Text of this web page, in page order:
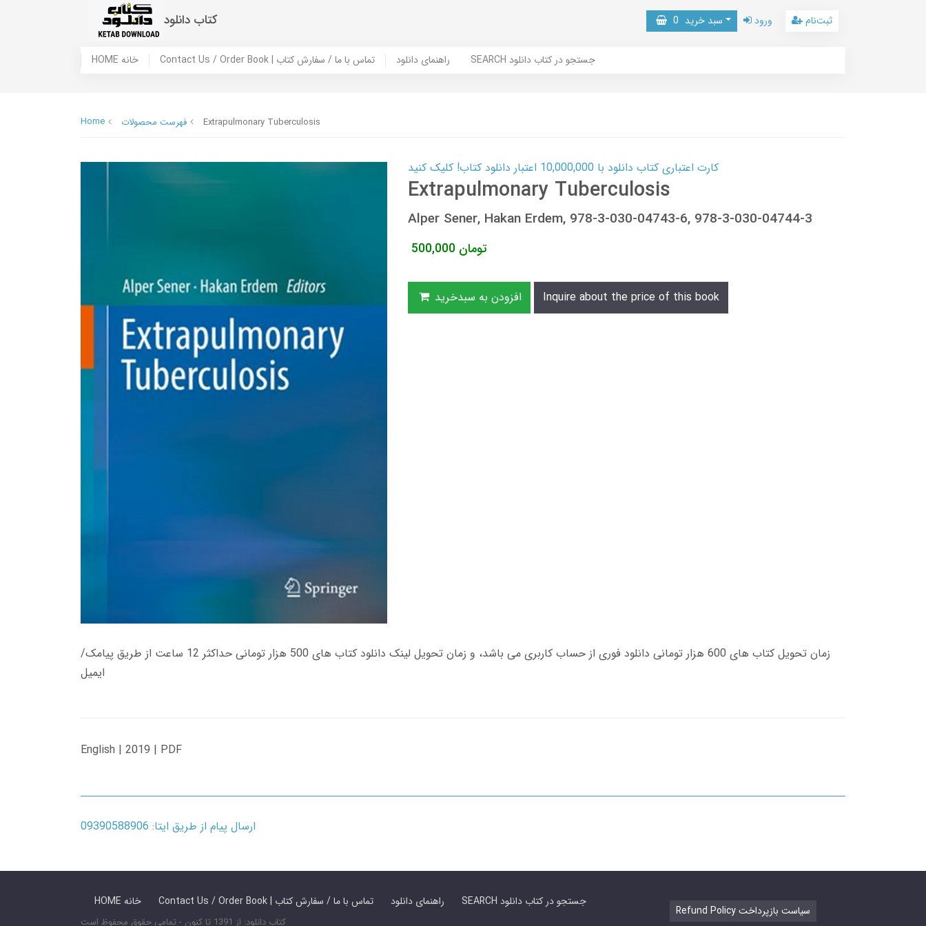
کتاب دانلود سبد خرید 0 ورود ثبت‌نام
HOME خانه Contact Us / Order Book | تماس با ما / سفارش کتاب راهنمای دانلود SEARCH جستجو در کتاب دانلود
Home فهرست محصولات Extrapulmonary Tuberculosis
کارت اعتباری کتاب دانلود با 10,000,000 اعتبار دانلود کتاب! کلیک کنید
Extrapulmonary Tuberculosis
Alper Sener, Hakan Erdem, 978-3-030-04743-6, 978-3-030-04744-3
500,000 تومان
افزودن به سبدخرید Inquire about the price of this book
زمان تحویل کتاب های 600 هزار تومانی دانلود فوری از حساب کاربری می باشد، و زمان تحویل لینک دانلود کتاب های 500 هزار تومانی حداکثر 12 ساعت از طریق پیامک/
ایمیل
English | 2019 | PDF
ارسال پیام از طریق ایتا: 09390588906
HOME خانه Contact Us / Order Book | تماس با ما / سفارش کتاب راهنمای دانلود SEARCH جستجو در کتاب دانلود
کتاب دانلود: از 1391 تا کنون - تمامی حقوق محفوظ است
Refund Policy سیاست بازپرداخت